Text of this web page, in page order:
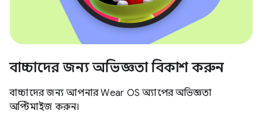
বাচ্চাদের জন্য অভিজ্ঞতা বিকাশ করুন
বাচ্চাদের জন্য আপনার Wear OS অ্যাপের অভিজ্ঞতা
অপ্টিমাইজ করুন।